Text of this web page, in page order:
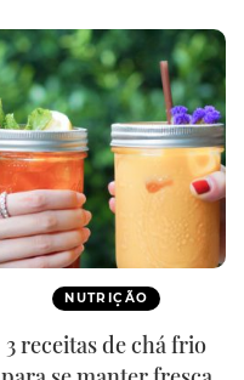
NUTRIÇÃO
3 receitas de chá frio